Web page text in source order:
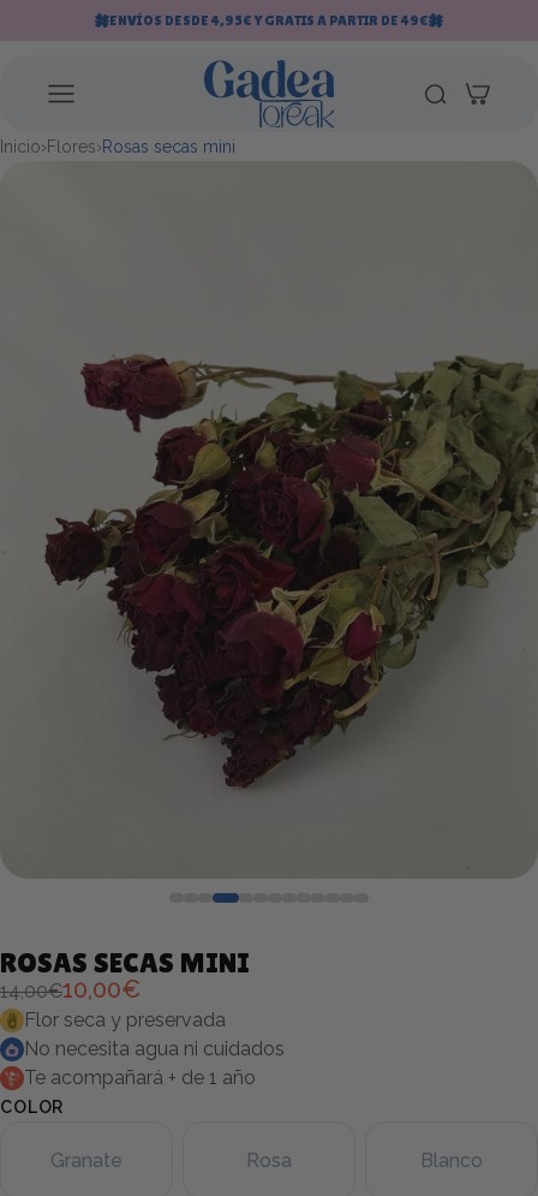
Saltar al contenidoENVÍOS DESDE 4,95€ Y GRATIS A PARTIR DE 49€
Inicio›Flores›Rosas secas mini
ROSAS SECAS MINI
14,00€10,00€
Flor seca y preservada
No necesita agua ni cuidados
Te acompañará + de 1 año
COLOR
Granate Rosa Blanco